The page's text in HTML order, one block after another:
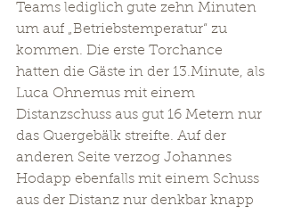
Teams lediglich gute zehn Minuten
um auf „Betriebstemperatur“ zu
kommen. Die erste Torchance
hatten die Gäste in der 13.Minute, als
Luca Ohnemus mit einem
Distanzschuss aus gut 16 Metern nur
das Quergebälk streifte. Auf der
anderen Seite verzog Johannes
Hodapp ebenfalls mit einem Schuss
aus der Distanz nur denkbar knapp